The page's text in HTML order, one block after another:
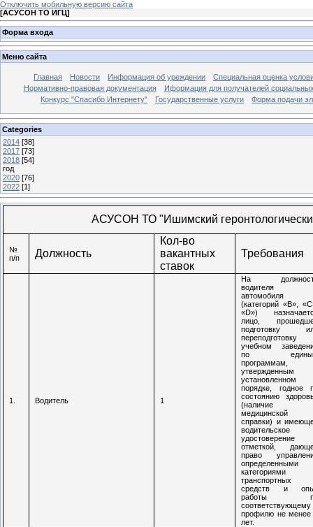
Отключить мобильную версию сайта
[АСУСОН ТО ИГЦ]
Форма входа
Меню сайта
Главная Новости Информация об уреждении
Специальная оценка
Нормативно-правовая документация
Иформация для получателей
Конкурс "Спасибо Интернету"
Государственные услуги Форма подачи
Categories
2014 [38]
2017 [73]
2018 [54]
год
2020 [76]
2022 [1]
АСУСОН ТО "Ишимский
№
п/п
Должность
Кол-во
вакантных
ставок
Требования
1. Водитель 1
На
водителя
автомобиля
(категорий «В»,
«D»)
лицо,
подготовку
переподготовку
учебном
по
программам,
утвержденным
установленном
порядке, годное
состоянию
(наличие
медицинской
справки) и
водительское
удостоверение
отметкой,
право
определенными
категориями
транспортных
средств и
работы
соответствующему
профилю не менее
лет.